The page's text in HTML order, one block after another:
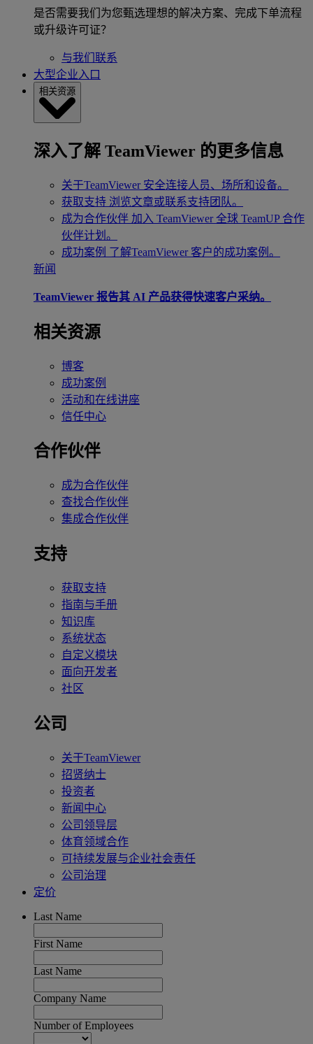
是否需要我们为您甄选理想的解决方案、完成下单流程
或升级许可证？
与我们联系
大型企业入口
相关资源
深入了解 TeamViewer 的更多信息
关于TeamViewer 安全连接人员、场所和设备。
获取支持 浏览文章或联系支持团队。
成为合作伙伴 加入 TeamViewer 全球 TeamUP 合作
伙伴计划。
成功案例 了解TeamViewer 客户的成功案例。
新闻
TeamViewer 报告其 AI 产品获得快速客户采纳。
相关资源
博客
成功案例
活动和在线讲座
信任中心
合作伙伴
成为合作伙伴
查找合作伙伴
集成合作伙伴
支持
获取支持
指南与手册
知识库
系统状态
自定义模块
面向开发者
社区
公司
关于TeamViewer
招贤纳士
投资者
新闻中心
公司领导层
体育领域合作
可持续发展与企业社会责任
公司治理
定价
Last Name
First Name
Last Name
Company Name
Number of Employees